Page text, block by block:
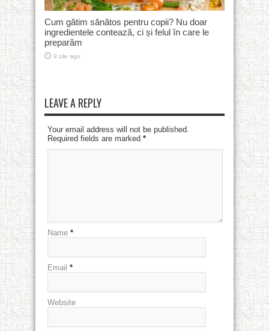
Cum gătim sănătos pentru copii? Nu doar
ingredientele contează, ci și felul în care le
preparăm
9 zile ago
LEAVE A REPLY
Your email address will not be published.
Required fields are marked *
Name *
Email *
Website